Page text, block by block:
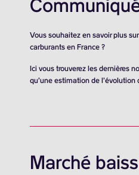
Vous souhaitez en savoir plus
carburants en France ?
Ici vous trouverez les dernières
qu’une estimation de
Marché